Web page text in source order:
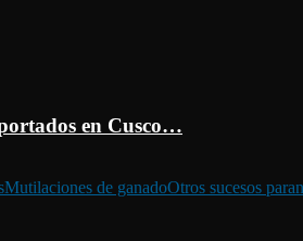
en Cusco…
Mutilaciones de ganadoOtros sucesos